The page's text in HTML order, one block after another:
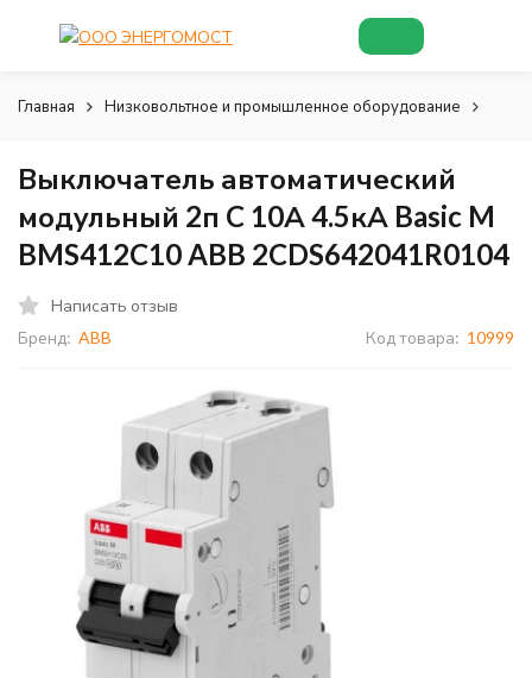
Главная Низковольтное и промышленное оборудование
Выключатель автоматический
модульный 2п C 10А 4.5кА Basic M
BMS412C10 ABB 2CDS642041R0104
Написать отзыв
Бренд: ABB Код товара: 10999